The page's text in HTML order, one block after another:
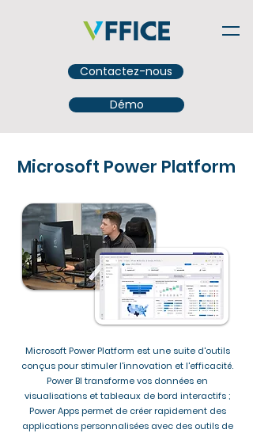
Contactez-nous
Démo
Microsoft Power Platform
Microsoft Power Platform est une suite d'outils
conçus pour stimuler l'innovation et l'efficacité.
Power BI transforme vos données en
visualisations et tableaux de bord interactifs ;
Power Apps permet de créer rapidement des
applications personnalisées avec des outils de